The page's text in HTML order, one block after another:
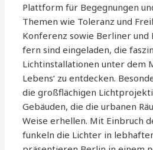
Plattform für Begegnungen
Themen wie Toleranz und
Konferenz sowie Berliner und
fern sind eingeladen, die
Lichtinstallationen unter dem
Lebens‘ zu entdecken.
die großflächigen
Gebäuden, die die urbanen
Weise erhellen. Mit Einbruch
funkeln die Lichter in